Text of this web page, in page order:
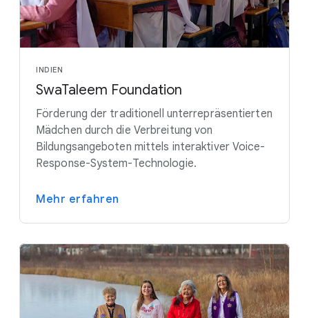
INDIEN
SwaTaleem Foundation
Förderung der traditionell unterrepräsentierten
Mädchen durch die Verbreitung von
Bildungsangeboten mittels interaktiver Voice-
Response-System-Technologie.
Mehr erfahren